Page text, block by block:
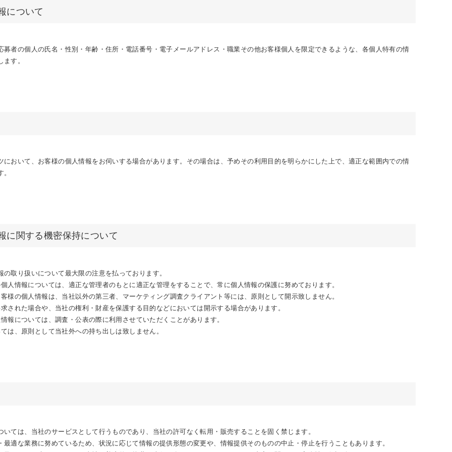
について
募者の個人の氏名・性別・年齢・住所・電話番号・電子メールアドレス・職業その他お客様個人を限定できるような、各個人特有の情
す。
において、お客様の個人情報をお伺いする場合があります。その場合は、予めその利用目的を明らかにした上で、適正な範囲内での情
に関する機密保持について
取り扱いについて最大限の注意を払っております。
人情報については、適正な管理者のもとに適正な管理をすることで、常に個人情報の保護に努めております。
様の個人情報は、当社以外の第三者、マーケティング調査クライアント等には、原則として開示致しません。
された場合や、当社の権利・財産を保護する目的などにおいては開示する場合があります。
報については、調査・公表の際に利用させていただくことがあります。
は、原則として当社外への持ち出しは致しません。
いては、当社のサービスとして行うものであり、当社の許可なく転用・販売することを固く禁じます。
最適な業務に努めているため、状況に応じて情報の提供形態の変更や、情報提供そのものの中止・停止を行うこともあります。